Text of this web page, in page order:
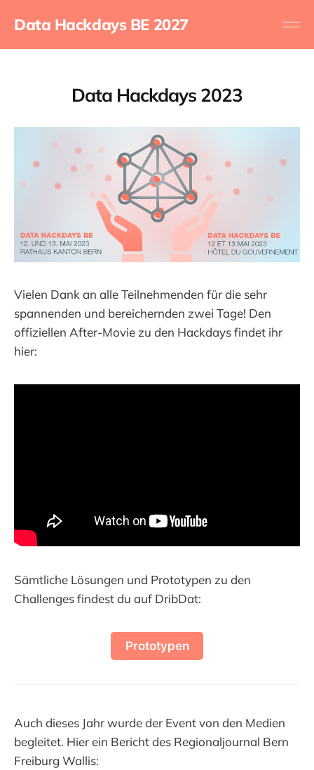
Data Hackdays BE 2027
Data Hackdays 2023
Vielen Dank an alle Teilnehmenden für die sehr
spannenden und bereichernden zwei Tage! Den
offiziellen After-Movie zu den Hackdays findet ihr
hier:
Sämtliche Lösungen und Prototypen zu den
Challenges findest du auf DribDat:
Prototypen
Auch dieses Jahr wurde der Event von den Medien
begleitet. Hier ein Bericht des Regionaljournal Bern
Freiburg Wallis: